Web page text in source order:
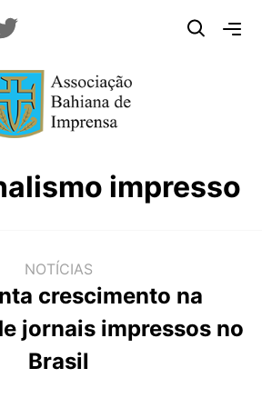
impresso
NOTÍCIAS
crescimento na
jornais impressos no
Brasil